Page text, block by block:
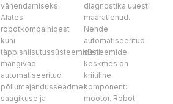
vähendamiseks.
Alates
robotkombainidest
kuni
täppisniisutussüsteemideni
mängivad
automatiseeritud
põllumajandusseadmed
saagikuse ja
diagnostika uuesti
määratlenud.
Nende
automatiseeritud
süsteemide
keskmes on
kriitiline
komponent:
mootor. Robot-